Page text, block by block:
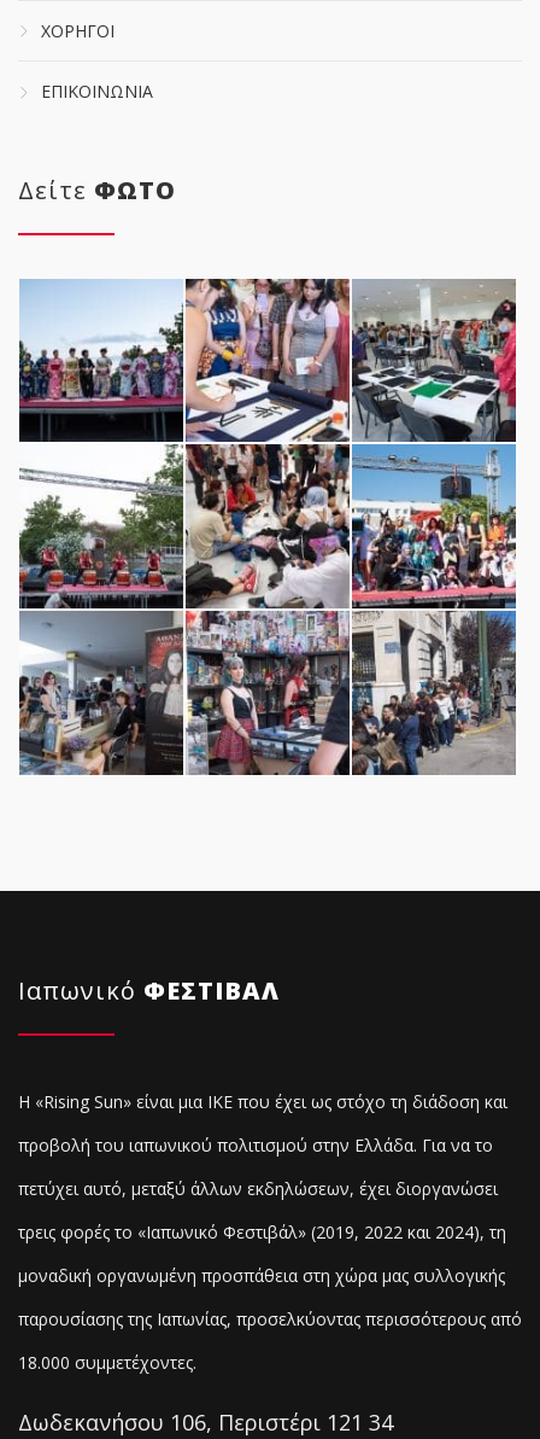
ΧΟΡΗΓΟΙ
ΕΠΙΚΟΙΝΩΝΙΑ
Δείτε ΦΩΤΟ
Ιαπωνικό ΦΕΣΤΙΒΑΛ
Η «Rising Sun» είναι μια ΙΚΕ που έχει ως στόχο τη διάδοση και
προβολή του ιαπωνικού πολιτισμού στην Ελλάδα. Για να το
πετύχει αυτό, μεταξύ άλλων εκδηλώσεων, έχει διοργανώσει
τρεις φορές το «Ιαπωνικό Φεστιβάλ» (2019, 2022 και 2024), τη
μοναδική οργανωμένη προσπάθεια στη χώρα μας συλλογικής
παρουσίασης της Ιαπωνίας, προσελκύοντας περισσότερους από
18.000 συμμετέχοντες.
Δωδεκανήσου 106, Περιστέρι 121 34